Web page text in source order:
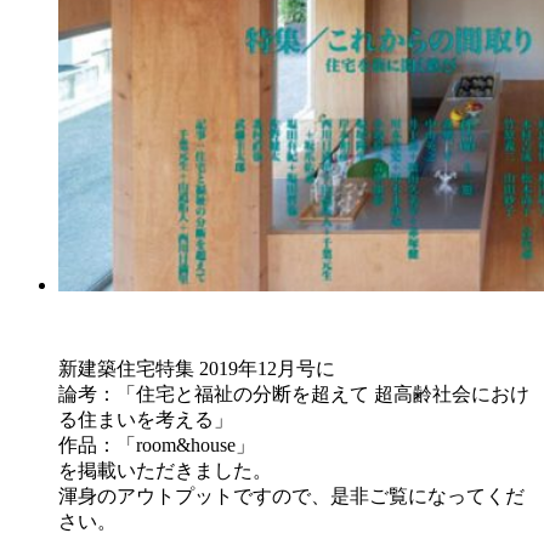
新建築住宅特集 2019年12月号に
論考：「住宅と福祉の分断を超えて 超高齢社会におけ
る住まいを考える」
作品：「room&house」
を掲載いただきました。
渾身のアウトプットですので、是非ご覧になってくだ
さい。